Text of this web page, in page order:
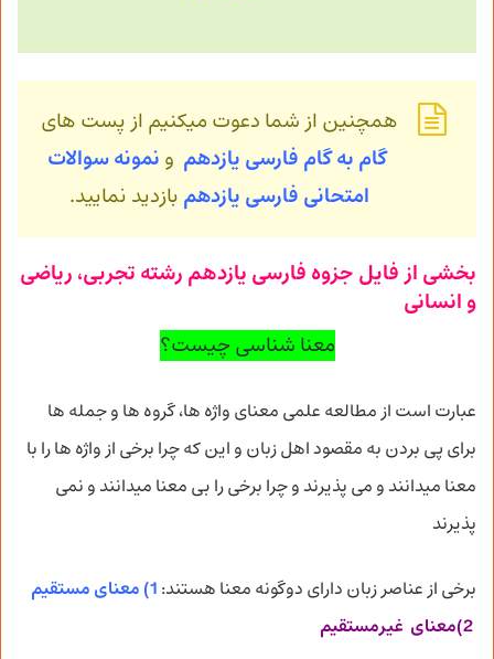
همچنین از شما دعوت میکنیم از پست های
گام به گام فارسی یازدهم و نمونه سوالات
امتحانی فارسی یازدهم بازدید نمایید.
بخشی از فایل جزوه فارسی یازدهم رشته تجربی، ریاضی
و انسانی
معنا شناسی چیست؟
عبارت است از مطالعه علمی معنای واژه ها، گروه ها و جمله ها
برای پی بردن به مقصود اهل زبان و این که چرا برخی از واژه ها را با
معنا میدانند و می پذیرند و چرا برخی را بی معنا میدانند و نمی
پذیرند
برخی از عناصر زبان دارای دوگونه معنا هستند: 1) معنای مستقیم
2)معنای غیرمستقیم